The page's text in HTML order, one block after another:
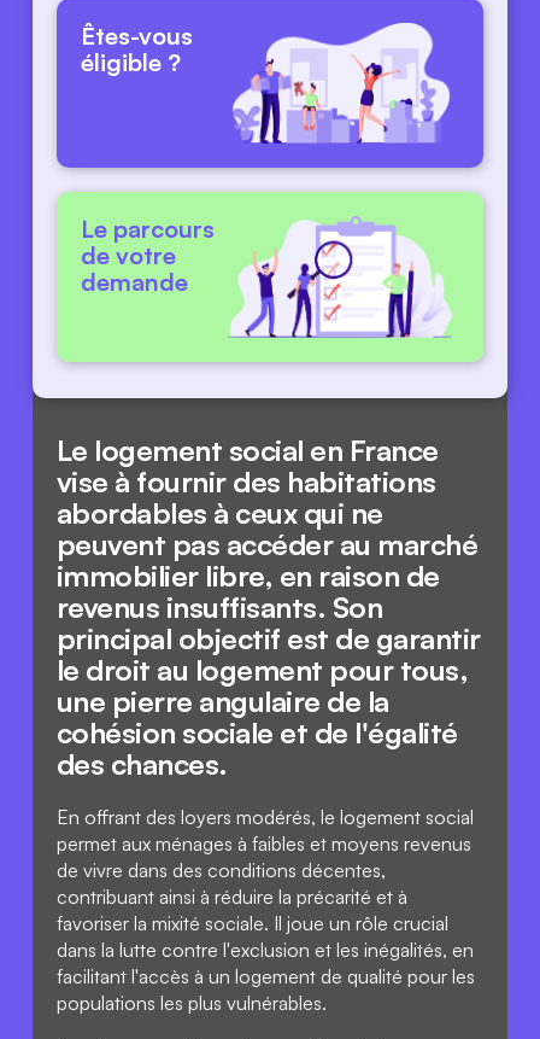
Êtes-vous
éligible ?
Le parcours
de votre
demande
Le logement social en France
vise à fournir des habitations
abordables à ceux qui ne
peuvent pas accéder au marché
immobilier libre, en raison de
revenus insuffisants. Son
principal objectif est de garantir
le droit au logement pour tous,
une pierre angulaire de la
cohésion sociale et de l'égalité
des chances.
En offrant des loyers modérés, le logement social
permet aux ménages à faibles et moyens revenus
de vivre dans des conditions décentes,
contribuant ainsi à réduire la précarité et à
favoriser la mixité sociale. Il joue un rôle crucial
dans la lutte contre l'exclusion et les inégalités, en
facilitant l'accès à un logement de qualité pour les
populations les plus vulnérables.